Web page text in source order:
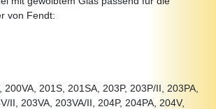
von Fendt:
200VA, 201S, 201SA, 203P, 203P/II, 203PA,
II, 203VA, 203VA/II, 204P, 204PA, 204V,